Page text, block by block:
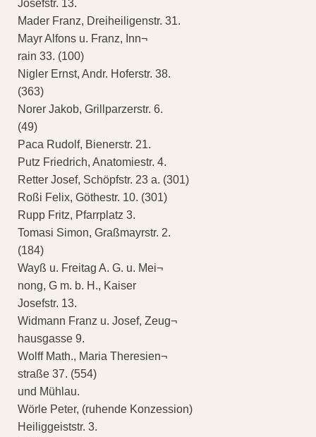
Josefstr. 13.
Mader Franz, Dreiheiligenstr. 31.
Mayr Alfons u. Franz, Inn¬
rain 33. (100)
Nigler Ernst, Andr. Hoferstr. 38.
(363)
Norer Jakob, Grillparzerstr. 6.
(49)
Paca Rudolf, Bienerstr. 21.
Putz Friedrich, Anatomiestr. 4.
Retter Josef, Schöpfstr. 23 a. (301)
Roßi Felix, Göthestr. 10. (301)
Rupp Fritz, Pfarrplatz 3.
Tomasi Simon, Graßmayrstr. 2.
(184)
Wayß u. Freitag A. G. u. Mei¬
nong, G m. b. H., Kaiser
Josefstr. 13.
Widmann Franz u. Josef, Zeug¬
hausgasse 9.
Wolff Math., Maria Theresien¬
straße 37. (554)
und Mühlau.
Wörle Peter, (ruhende Konzession)
Heiliggeiststr. 3.